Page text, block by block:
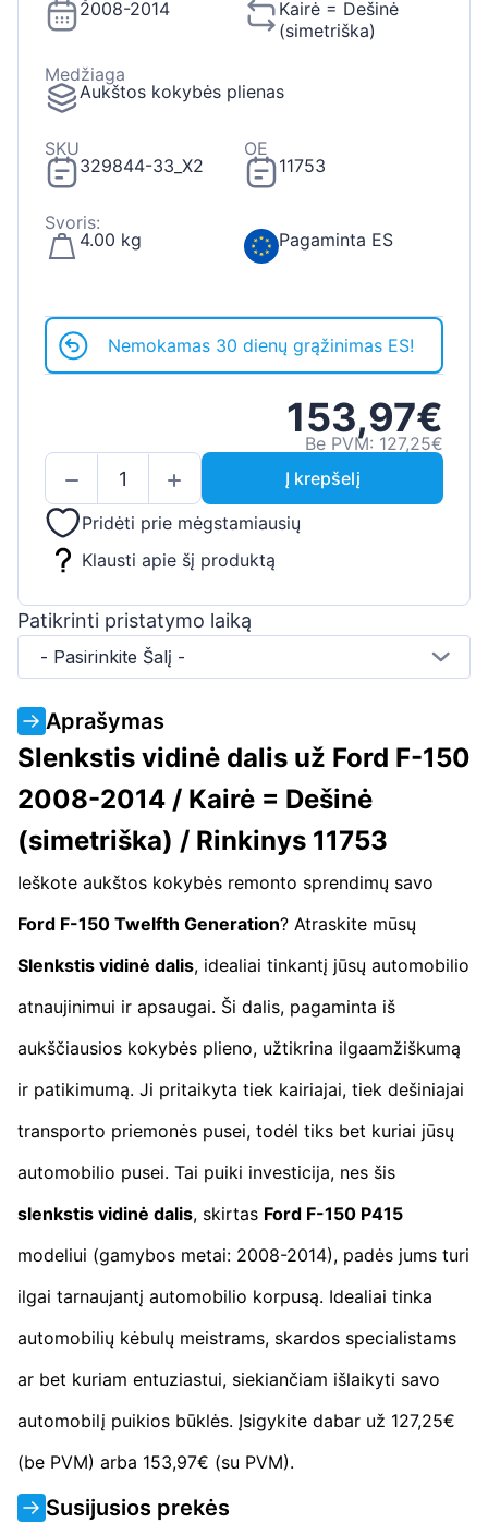
2008-2014
Kairė = Dešinė
(simetriška)
Medžiaga
Aukštos kokybės plienas
SKU
329844-33_X2
OE
11753
Svoris:
4.00 kg
Pagaminta ES
Nemokamas 30 dienų grąžinimas ES!
153,97€
Be PVM: 127,25€
Į krepšelį
Pridėti prie mėgstamiausių
Klausti apie šį produktą
Patikrinti pristatymo laiką
- Pasirinkite Šalį -
Aprašymas
Slenkstis vidinė dalis už Ford F-150
2008-2014 / Kairė = Dešinė
(simetriška) / Rinkinys 11753
Ieškote aukštos kokybės remonto sprendimų savo
Ford F-150 Twelfth Generation? Atraskite mūsų
Slenkstis vidinė dalis, idealiai tinkantį jūsų automobilio
atnaujinimui ir apsaugai. Ši dalis, pagaminta iš
aukščiausios kokybės plieno, užtikrina ilgaamžiškumą
ir patikimumą. Ji pritaikyta tiek kairiajai, tiek dešiniajai
transporto priemonės pusei, todėl tiks bet kuriai jūsų
automobilio pusei. Tai puiki investicija, nes šis
slenkstis vidinė dalis, skirtas Ford F-150 P415
modeliui (gamybos metai: 2008-2014), padės jums turi
ilgai tarnaujantį automobilio korpusą. Idealiai tinka
automobilių kėbulų meistrams, skardos specialistams
ar bet kuriam entuziastui, siekiančiam išlaikyti savo
automobilį puikios būklės. Įsigykite dabar už 127,25€
(be PVM) arba 153,97€ (su PVM).
Susijusios prekės